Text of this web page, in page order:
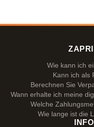
Wie kann ich
Kann ich als
Berechnen Sie
Wann erhalte ich meine
Welche
Wie lange ist die